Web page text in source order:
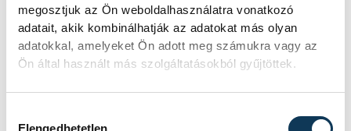
megosztjuk az Ön weboldalhasználatra vonatkozó
adatait, akik kombinálhatják az adatokat más olyan
adatokkal, amelyeket Ön adott meg számukra vagy az
Ön által használt más szolgáltatásokból gyűjtöttek.
Elengedhetetlen